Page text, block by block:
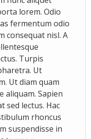
lorem. Odio
fermentum odio
consequat nisl. A
Turpis
Ut
Ut diam quam
aliquam. Sapien
sed lectus. Hac
rhoncus
suspendisse in